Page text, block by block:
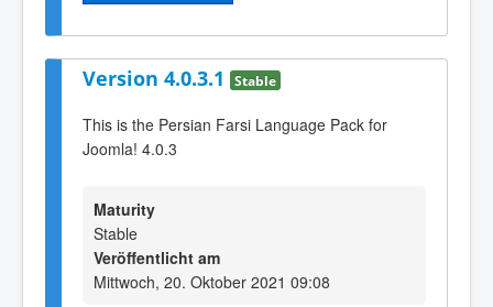
Version 4.0.3.1 Stable
This is the Persian Farsi Language Pack for
Joomla! 4.0.3
Maturity
Stable
Veröffentlicht am
Mittwoch, 20. Oktober 2021 09:08